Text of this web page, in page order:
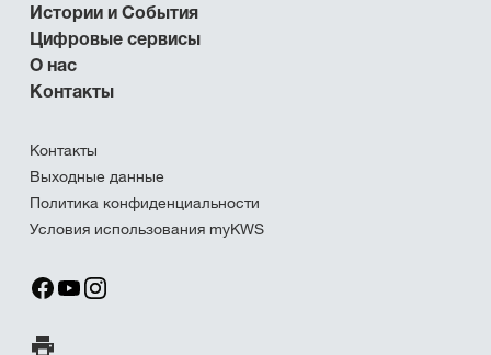
Истории и События
Цифровые сервисы
О нас
Контакты
Контакты
Выходные данные
Политика конфиденциальности
Условия использования myKWS
Печать страницы